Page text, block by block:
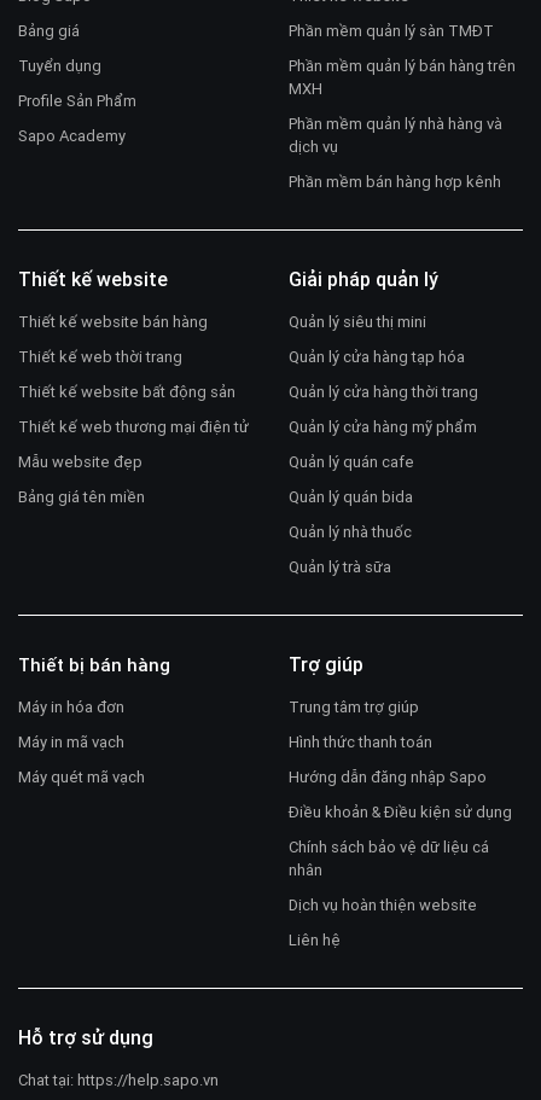
Bảng giá
Tuyển dụng
Profile Sản Phẩm
Sapo Academy
Phần mềm quản lý sàn TMĐT
Phần mềm quản lý bán hàng trên
MXH
Phần mềm quản lý nhà hàng và
dịch vụ
Phần mềm bán hàng hợp kênh
Thiết kế website
Thiết kế website bán hàng
Thiết kế web thời trang
Thiết kế website bất động sản
Thiết kế web thương mại điện tử
Mẫu website đẹp
Bảng giá tên miền
Giải pháp quản lý
Quản lý siêu thị mini
Quản lý cửa hàng tạp hóa
Quản lý cửa hàng thời trang
Quản lý cửa hàng mỹ phẩm
Quản lý quán cafe
Quản lý quán bida
Quản lý nhà thuốc
Quản lý trà sữa
Thiết bị bán hàng
Máy in hóa đơn
Máy in mã vạch
Máy quét mã vạch
Trợ giúp
Trung tâm trợ giúp
Hình thức thanh toán
Hướng dẫn đăng nhập Sapo
Điều khoản & Điều kiện sử dụng
Chính sách bảo vệ dữ liệu cá
nhân
Dịch vụ hoàn thiện website
Liên hệ
Hỗ trợ sử dụng
Chat tại:https://help.sapo.vn